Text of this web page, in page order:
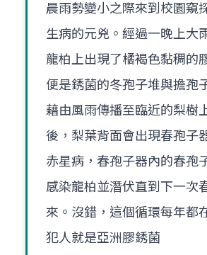
晨雨勢變小之際來到校園窺
生病的元兇。經過一晚上大
龍柏上出現了橘褐色黏稠的
便是銹菌的冬孢子堆與擔孢
藉由風雨傳播至臨近的梨樹
後，梨葉背面會出現春孢子
赤星病，春孢子器內的春孢
感染龍柏並潛伏直到下一次
來。沒錯，這個循環每年都
犯人就是亞洲膠銹菌